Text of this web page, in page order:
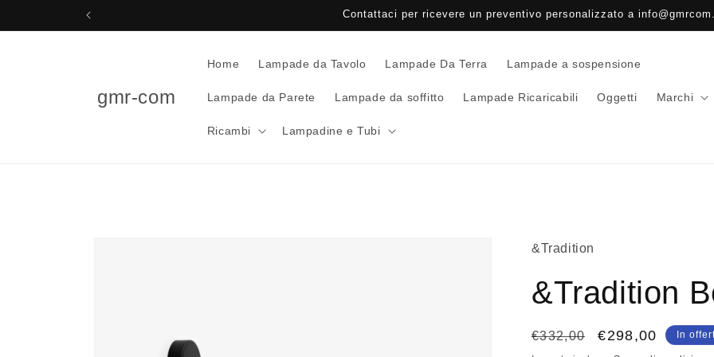
ai contenuti
Contattaci per ricevere un preventivo personalizzato a
gmr-com
Home Lampade da Tavolo Lampade Da Terra Lampade a sospensione
Lampade da Parete Lampade da soffitto Lampade Ricaricabili Oggetti Marchi
Ricambi Lampadine e Tubi
&Tradition
&Tradition
Prezzo
€332,00
Prezzo
€298,00 In